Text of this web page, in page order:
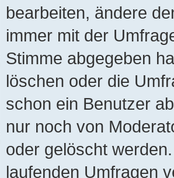
bearbeiten, ändere
immer mit der
Stimme abgegeben
löschen oder die
schon ein Benutzer
nur noch von
oder gelöscht
laufenden Umfragen